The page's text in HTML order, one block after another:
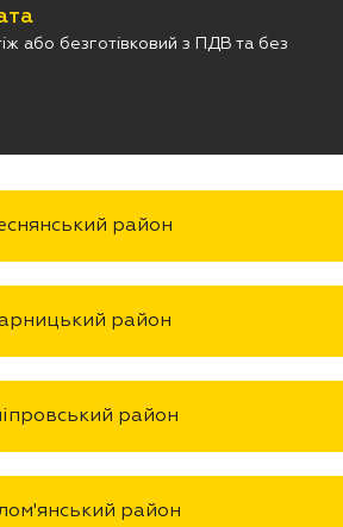
або безготівковий з ПДВ та без
район
район
район
район